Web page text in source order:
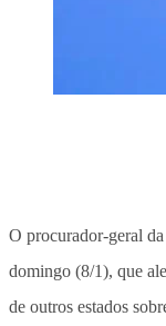
O procurador-geral
domingo (8/1), que
de outros estados